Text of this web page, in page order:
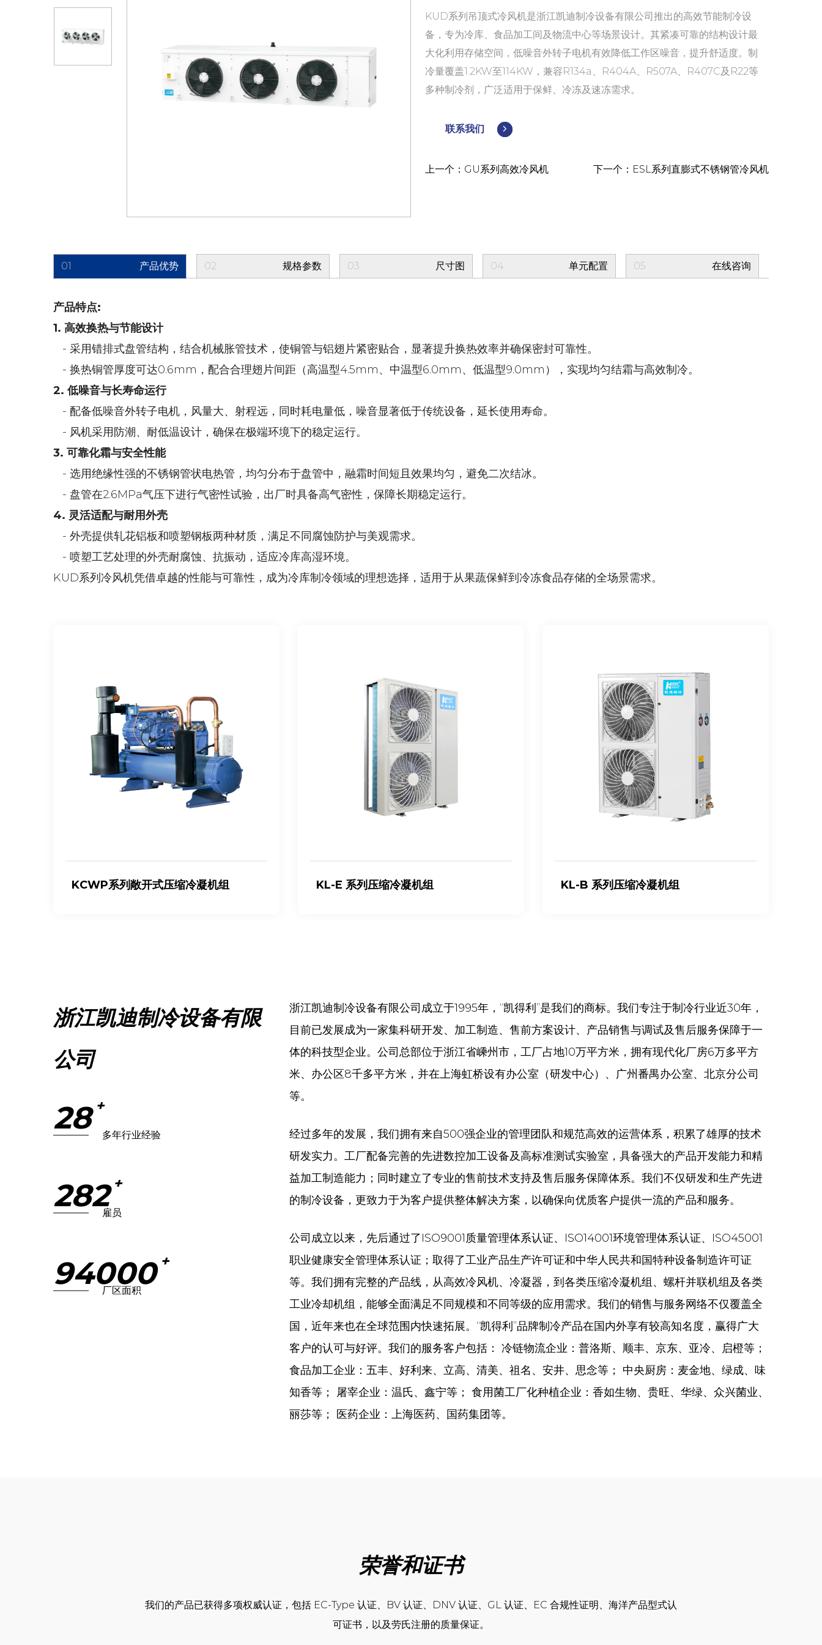
KUD系列吊顶式冷风机是浙江凯迪制冷设备有限公司推出的高效节能制冷设
备，专为冷库、食品加工间及物流中心等场景设计。其紧凑可靠的结构设计最
大化利用存储空间，低噪音外转子电机有效降低工作区噪音，提升舒适度。制
冷量覆盖1.2KW至114KW，兼容R134a、R404A、R507A、R407C及R22等
多种制冷剂，广泛适用于保鲜、冷冻及速冻需求。
联系我们
上一个：GU系列高效冷风机 下一个：ESL系列直膨式不锈钢管冷风机
01 产品优势 02 规格参数 03 尺寸图 04 单元配置 05 在线咨询
产品特点:
1. 高效换热与节能设计
- 采用错排式盘管结构，结合机械胀管技术，使铜管与铝翅片紧密贴合，显著提升换热效率并确保密封可靠性。
- 换热铜管厚度可达0.6mm，配合合理翅片间距（高温型4.5mm、中温型6.0mm、低温型9.0mm），实现均匀结霜与高效制冷。
2. 低噪音与长寿命运行
- 配备低噪音外转子电机，风量大、射程远，同时耗电量低，噪音显著低于传统设备，延长使用寿命。
- 风机采用防潮、耐低温设计，确保在极端环境下的稳定运行。
3. 可靠化霜与安全性能
- 选用绝缘性强的不锈钢管状电热管，均匀分布于盘管中，融霜时间短且效果均匀，避免二次结冰。
- 盘管在2.6MPa气压下进行气密性试验，出厂时具备高气密性，保障长期稳定运行。
4. 灵活适配与耐用外壳
- 外壳提供轧花铝板和喷塑钢板两种材质，满足不同腐蚀防护与美观需求。
- 喷塑工艺处理的外壳耐腐蚀、抗振动，适应冷库高湿环境。
KUD系列冷风机凭借卓越的性能与可靠性，成为冷库制冷领域的理想选择，适用于从果蔬保鲜到冷冻食品存储的全场景需求。
KCWP系列敞开式压缩冷凝机组 KL-E 系列压缩冷凝机组 KL-B 系列压缩冷凝机组
浙江凯迪制冷设备有限
公司
30 +
多年行业经验
300 +
雇员
100000
厂区面积
浙江凯迪制冷设备有限公司成立于1995年，“凯得利”是我们的商标。我们专注于制冷行业近30年，
目前已发展成为一家集科研开发、加工制造、售前方案设计、产品销售与调试及售后服务保障于一
体的科技型企业。公司总部位于浙江省嵊州市，工厂占地10万平方米，拥有现代化厂房6万多平方
米、办公区8千多平方米，并在上海虹桥设有办公室（研发中心）、广州番禺办公室、北京分公司
等。
经过多年的发展，我们拥有来自500强企业的管理团队和规范高效的运营体系，积累了雄厚的技术
研发实力。工厂配备完善的先进数控加工设备及高标准测试实验室，具备强大的产品开发能力和精
益加工制造能力；同时建立了专业的售前技术支持及售后服务保障体系。我们不仅研发和生产先进
的制冷设备，更致力于为客户提供整体解决方案，以确保向优质客户提供一流的产品和服务。
公司成立以来，先后通过了ISO9001质量管理体系认证、ISO14001环境管理体系认证、ISO45001
职业健康安全管理体系认证；取得了工业产品生产许可证和中华人民共和国特种设备制造许可证
等。我们拥有完整的产品线，从高效冷风机、冷凝器，到各类压缩冷凝机组、螺杆并联机组及各类
工业冷却机组，能够全面满足不同规模和不同等级的应用需求。我们的销售与服务网络不仅覆盖全
国，近年来也在全球范围内快速拓展。“凯得利”品牌制冷产品在国内外享有较高知名度，赢得广大
客户的认可与好评。我们的服务客户包括： 冷链物流企业：普洛斯、顺丰、京东、亚冷、启橙等；
食品加工企业：五丰、好利来、立高、清美、祖名、安井、思念等； 中央厨房：麦金地、绿成、味
知香等； 屠宰企业：温氏、鑫宁等； 食用菌工厂化种植企业：香如生物、贵旺、华绿、众兴菌业、
丽莎等； 医药企业：上海医药、国药集团等。
荣誉和证书
我们的产品已获得多项权威认证，包括 EC-Type 认证、BV 认证、DNV 认证、GL 认证、EC 合规性证明、海洋产品型式认
可证书，以及劳氏注册的质量保证。